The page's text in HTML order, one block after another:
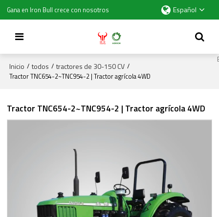
Gana en Iron Bull crece con nosotros Español
Inicio / todos / tractores de 30-150 CV /
Tractor TNC654-2~TNC954-2 | Tractor agrícola 4WD
Tractor TNC654-2~TNC954-2 | Tractor agrícola 4WD